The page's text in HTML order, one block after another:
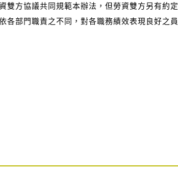
雙方協議共同規範本辦法，但勞資雙方另有約定
各部門職責之不同，對各職務績效表現良好之員